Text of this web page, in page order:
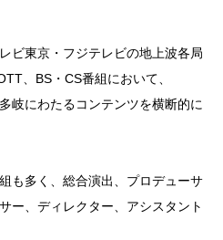
ビ東京・フジテレビの地上波各局
、BS・CS番組において、
岐にわたるコンテンツを横断的に
も多く、総合演出、プロデューサ
ー、ディレクター、アシスタント